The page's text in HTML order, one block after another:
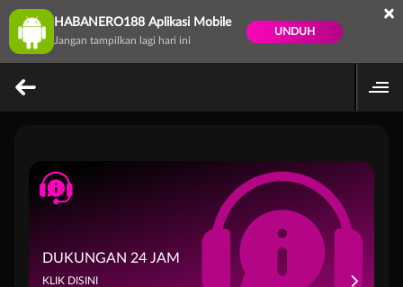
HABANERO188 Aplikasi Mobile
Jangan tampilkan lagi hari ini
UNDUH
×
DUKUNGAN 24 JAM
KLIK DISINI